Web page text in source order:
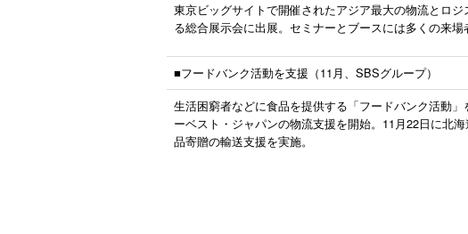
東京ビッグサイトで開催されたアジア最大の物流とロジ
る総合展示会に出展。セミナーとブースには多くの来場
■フードバンク活動を支援（11月、SBSグループ）
生活困窮者などに食品を提供する「フードバンク活動」
ーベスト・ジャパンの物流支援を開始。11月22日に北
品寄贈の輸送支援を実施。